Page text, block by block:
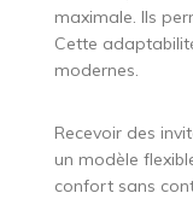
maximale. Ils
Cette
modernes.
Recevoir des
un modèle
confort sans